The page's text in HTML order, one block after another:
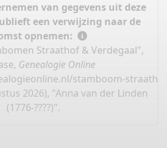
van gegevens uit deze
een verwijzing naar de
opnemen:
Straathof & Verdegaal",
Genealogie Online
stamboom-
2026), "Anna van der Linden
(1776-????)".